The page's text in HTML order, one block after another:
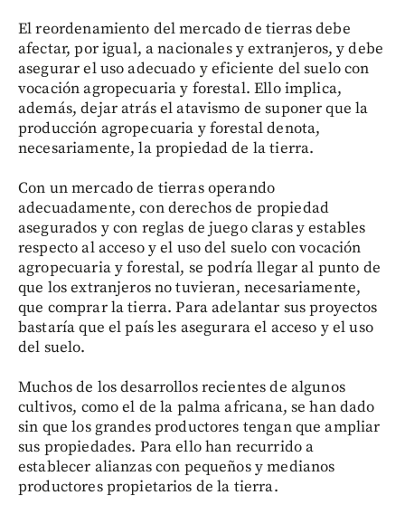
El reordenamiento del mercado de tierras debe
afectar, por igual, a nacionales y extranjeros, y debe
asegurar el uso adecuado y eficiente del suelo con
vocación agropecuaria y forestal. Ello implica,
además, dejar atrás el atavismo de suponer que la
producción agropecuaria y forestal denota,
necesariamente, la propiedad de la tierra.
Con un mercado de tierras operando
adecuadamente, con derechos de propiedad
asegurados y con reglas de juego claras y estables
respecto al acceso y el uso del suelo con vocación
agropecuaria y forestal, se podría llegar al punto de
que los extranjeros no tuvieran, necesariamente,
que comprar la tierra. Para adelantar sus proyectos
bastaría que el país les asegurara el acceso y el uso
del suelo.
Muchos de los desarrollos recientes de algunos
cultivos, como el de la palma africana, se han dado
sin que los grandes productores tengan que ampliar
sus propiedades. Para ello han recurrido a
establecer alianzas con pequeños y medianos
productores propietarios de la tierra.